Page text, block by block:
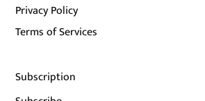
Privacy Policy
Terms of Services
Subscription